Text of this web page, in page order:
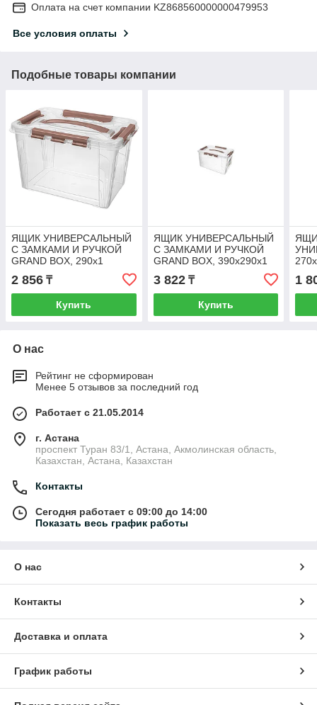
Оплата на счет компании KZ868560000000479953
Все условия оплаты
Подобные товары компании
ЯЩИК УНИВЕРСАЛЬНЫЙ
С ЗАМКАМИ И РУЧКОЙ
GRAND BOX, 290x1
90х180ММ, 6,65Л
(Коричневый)
2 856 ₸
Купить
ЯЩИК УНИВЕРСАЛЬНЫЙ
С ЗАМКАМИ И РУЧКОЙ
GRAND BOX, 390x290x1
24ММ, ЮЛ (Коричневый)
3 822₸
Купить
1
О нас
Рейтинг не сформирован
Менее 5 отзывов за последний год
Работает с 21.05.2014
г. Астана
проспект Туран 83/1, Астана, Акмолинская область,
Казахстан, Астана, Казахстан
Контакты
Сегодня работает с 09:00 до 14:00
Показать весь график работы
О нас
Контакты
Доставка и оплата
График работы